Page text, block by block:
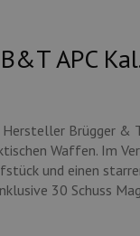
APC
Hersteller Brügger
Waffen. Im
und einen
30 Schuss